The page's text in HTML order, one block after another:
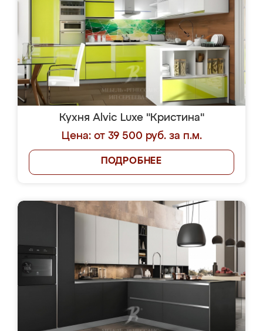
Кухня Alvic Luxe "Кристина"
Цена: от 39 500 руб. за п.м.
ПОДРОБНЕЕ